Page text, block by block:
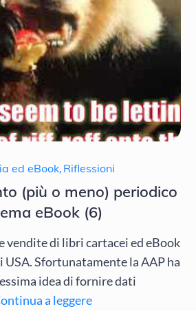
ed eBook Riflessioni
(più o meno) periodico
eBook (6)
vendite di libri cartacei ed eBook
USA. Sfortunatamente la AAP ha
idea di fornire dati
a leggere